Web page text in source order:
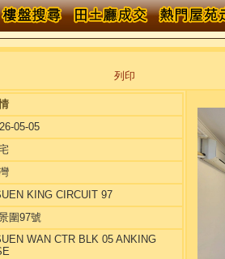
列印
05-05
KING CIRCUIT 97
圍97號
WAN CTR BLK 05 ANKING